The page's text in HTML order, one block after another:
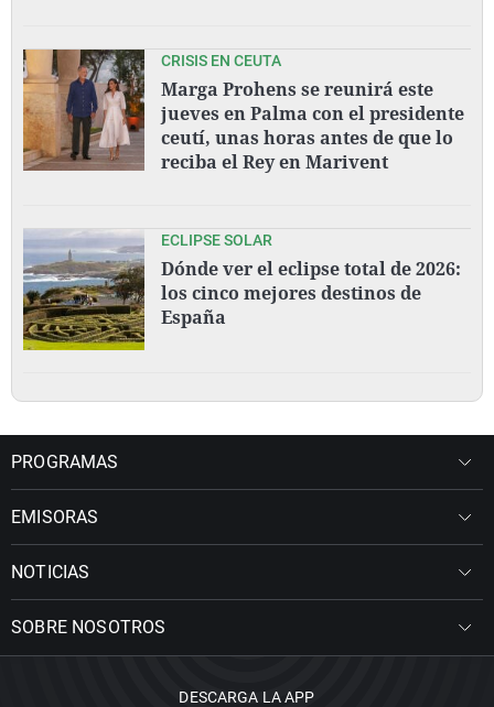
CRISIS EN CEUTA
Marga Prohens se reunirá este
jueves en Palma con el presidente
ceutí, unas horas antes de que lo
reciba el Rey en Marivent
ECLIPSE SOLAR
Dónde ver el eclipse total de 2026:
los cinco mejores destinos de
España
PROGRAMAS
EMISORAS
NOTICIAS
SOBRE NOSOTROS
DESCARGA LA APP